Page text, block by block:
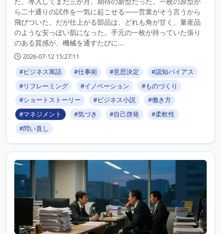
ら二十通りの試作を一気に起こせる——営業がそう言うから
飛びついた。だが仕上がる部品は、どれも角が甘く、量産品
のような安っぽい肌になった。手元の一枚が持っていた張り
のある質感が、機械を通すたびに...
2026-07-12 15:27:11
#ビジネス寓話
#仕事術 #意思決定
#認知バイアス
#リフレーミング
#イノベーション
#ものづくり
#ショートストーリー
#ビジネス小説
#働き方
#マネジメント
#気づき #自己啓発
#柔軟性
#問い直し